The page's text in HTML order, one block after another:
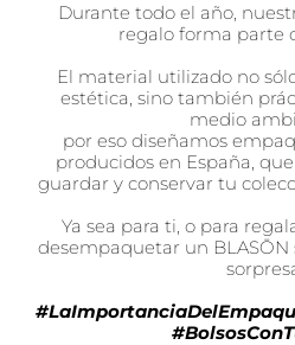
Durante todo el año,
regalo forma parte
El material utilizado no
estética, sino también
medio
por eso diseñamos
producidos en España,
guardar y conservar tu
Ya sea para ti, o para
desempaquetar un